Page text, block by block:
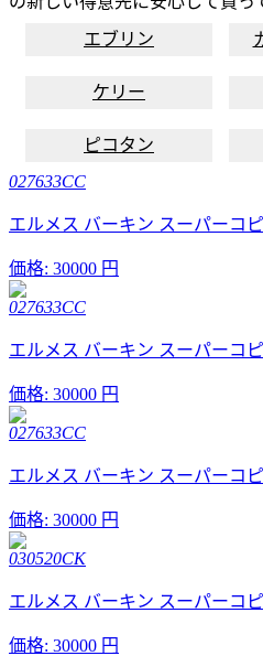
エブリン
ケリー
ピコタン
027633CC
エルメス バーキン スーパーコ
価格: 30000 円
027633CC
エルメス バーキン スーパーコピ
価格: 30000 円
027633CC
エルメス バーキン スーパーコ
価格: 30000 円
030520CK
エルメス バーキン スーパーコ
価格: 30000 円